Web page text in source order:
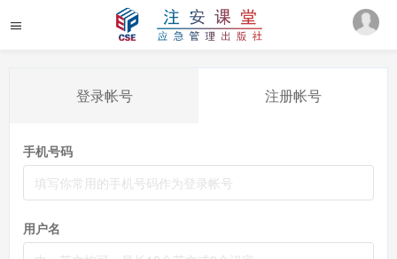
登录帐号 注册帐号
手机号码
用户名